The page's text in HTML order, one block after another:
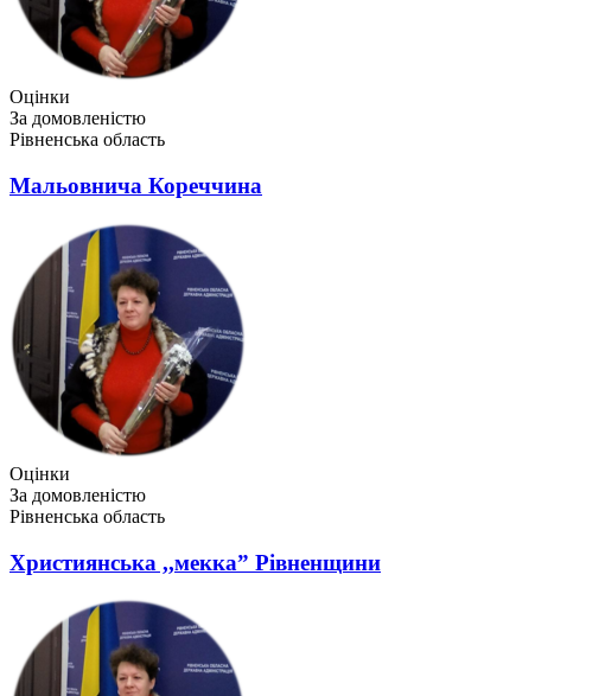
Оцінки
За домовленістю
Рівненська область
Мальовнича Кореччина
Оцінки
За домовленістю
Рівненська область
Християнська ,,мекка” Рівненщини